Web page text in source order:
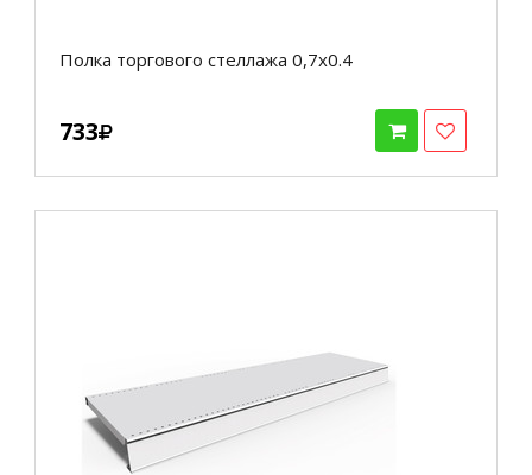
Полка торгового стеллажа 0,7х0.4
733